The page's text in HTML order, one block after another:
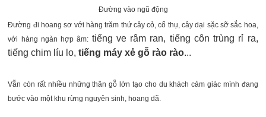
Đường vào ngũ động
Đường đi hoang sơ với hàng trăm thứ cây cỏ, cổ thụ, cây dại sặc sỡ sắc hoa,
với hàng ngàn hợp âm: tiếng ve râm ran, tiếng côn trùng rỉ ra,
tiếng chim líu lo, tiếng máy xẻ gỗ rào rào...
Vẫn còn rất nhiều những thân gỗ lớn tạo cho du khách cảm giác mình đang
bước vào một khu rừng nguyên sinh, hoang dã.